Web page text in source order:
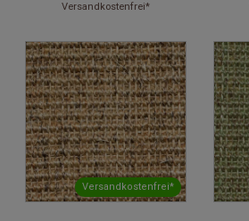
Versandkostenfrei*
Versandkostenfrei*